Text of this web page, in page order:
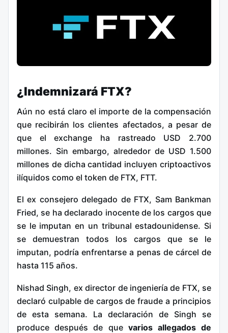
¿Indemnizará FTX?
Aún no está claro el importe de la compensación
que recibirán los clientes afectados, a pesar de
que el exchange ha rastreado USD 2.700
millones. Sin embargo, alrededor de USD 1.500
millones de dicha cantidad incluyen criptoactivos
ilíquidos como el token de FTX, FTT.
El ex consejero delegado de FTX, Sam Bankman
Fried, se ha declarado inocente de los cargos que
se le imputan en un tribunal estadounidense. Si
se demuestran todos los cargos que se le
imputan, podría enfrentarse a penas de cárcel de
hasta 115 años.
Nishad Singh, ex director de ingeniería de FTX, se
declaró culpable de cargos de fraude a principios
de esta semana. La declaración de Singh se
produce después de que varios allegados de